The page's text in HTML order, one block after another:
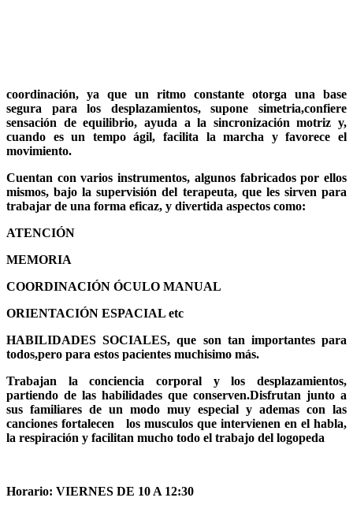
coordinación, ya que un ritmo constante otorga una base
segura para los desplazamientos, supone simetria,confiere
sensación de equilibrio, ayuda a la sincronización motriz y,
cuando es un tempo ágil, facilita la marcha y favorece el
movimiento.
Cuentan con varios instrumentos, algunos fabricados por ellos
mismos, bajo la supervisión del terapeuta, que les sirven para
trabajar de una forma eficaz, y divertida aspectos como:
ATENCIÓN
MEMORIA
COORDINACIÓN ÓCULO MANUAL
ORIENTACIÓN ESPACIAL etc
HABILIDADES SOCIALES, que son tan importantes para
todos,pero para estos pacientes muchisimo más.
Trabajan la conciencia corporal y los desplazamientos,
partiendo de las habilidades que conserven.Disfrutan junto a
sus familiares de un modo muy especial y ademas con las
canciones fortalecen los musculos que intervienen en el habla,
la respiración y facilitan mucho todo el trabajo del logopeda
Horario: VIERNES DE 10 A 12:30